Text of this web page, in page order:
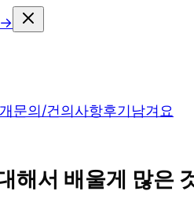
→
문의/건의사항후기남겨요
해서 배울게 많은